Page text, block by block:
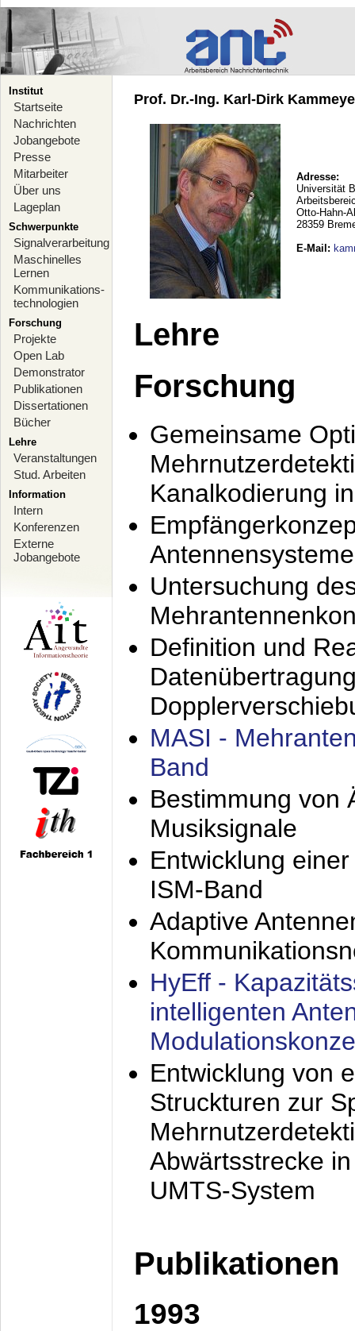
Institut
Startseite
Nachrichten
Jobangebote
Presse
Mitarbeiter
Über uns
Lageplan
Schwerpunkte
Signalverarbeitung
Maschinelles
Lernen
Kommunikations-
technologien
Forschung
Projekte
Open Lab
Demonstrator
Publikationen
Dissertationen
Bücher
Lehre
Veranstaltungen
Stud. Arbeiten
Information
Intern
Konferenzen
Externe
Jobangebote
Prof. Dr.-Ing. Karl-Dirk
Adresse:
Universität
Otto-Hahn-
28359
E-Mail :
Lehre
Forschung
Gemeinsame
Kanalkodierung
Antennensysteme
Untersuchung
Definition und
MASI -
Band
Bestimmung von
Musiksignale
Entwicklung
ISM-Band
Adaptive
HyEff -
intelligenten
Entwicklung von
Struckturen zur
Abwärtsstrecke
UMTS-System
Publikationen
1993